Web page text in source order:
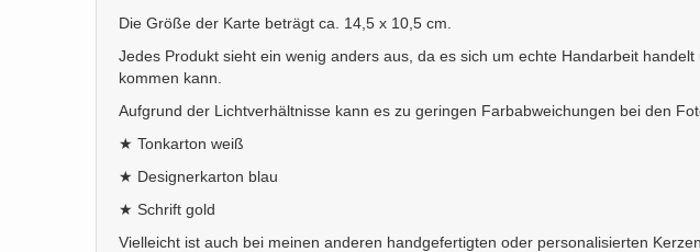
Die Größe der Karte beträgt ca. 14,5 x 10,5 cm.
Jedes Produkt sieht ein wenig anders aus, da es sich um echte Handarbeit
kommen kann.
Aufgrund der Lichtverhältnisse kann es zu geringen Farbabweichungen bei den
★ Tonkarton weiß
★ Designerkarton blau
★ Schrift gold
Vielleicht ist auch bei meinen anderen handgefertigten oder personalisierten